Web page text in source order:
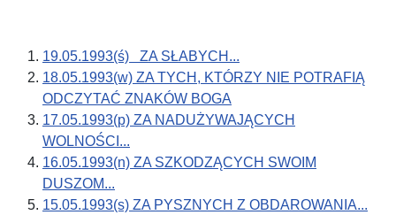
19.05.1993(ś) ZA SŁABYCH...
18.05.1993(w) ZA TYCH, KTÓRZY NIE POTRAFIĄ
ODCZYTAĆ ZNAKÓW BOGA
17.05.1993(p) ZA NADUŻYWAJĄCYCH
WOLNOŚCI...
16.05.1993(n) ZA SZKODZĄCYCH SWOIM
DUSZOM...
15.05.1993(s) ZA PYSZNYCH Z OBDAROWANIA...